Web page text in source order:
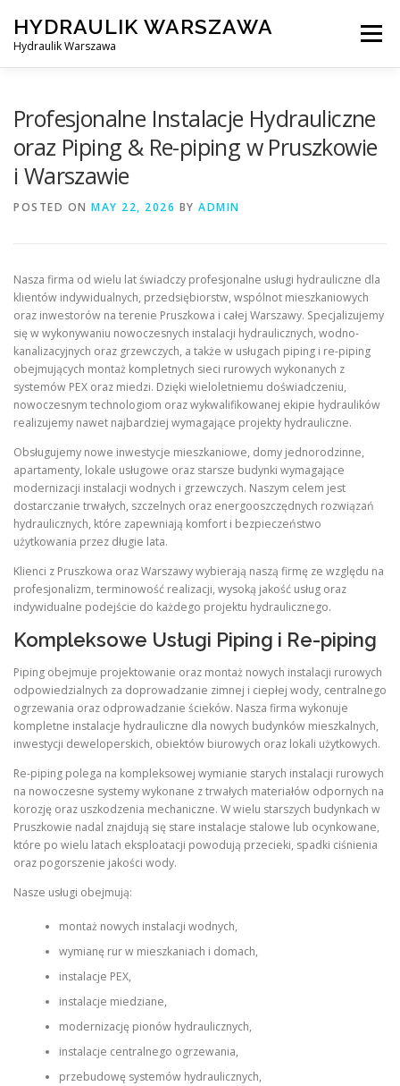
content
HYDRAULIK WARSZAWA
Hydraulik Warszawa
Menu
OBSŁUGIWANE LOKALIZACJE – WARSZAWA I OKOLICE
Profesjonalne Instalacje Hydrauliczne
oraz Piping & Re-piping w Pruszkowie
i Warszawie
POSTED ON MAY 22, 2026 BY ADMIN
Nasza firma od wielu lat świadczy profesjonalne usługi hydrauliczne dla
klientów indywidualnych, przedsiębiorstw, wspólnot mieszkaniowych
oraz inwestorów na terenie Pruszkowa i całej Warszawy. Specjalizujemy
się w wykonywaniu nowoczesnych instalacji hydraulicznych, wodno-
kanalizacyjnych oraz grzewczych, a także w usługach piping i re-piping
obejmujących montaż kompletnych sieci rurowych wykonanych z
systemów PEX oraz miedzi. Dzięki wieloletniemu doświadczeniu,
nowoczesnym technologiom oraz wykwalifikowanej ekipie hydraulików
realizujemy nawet najbardziej wymagające projekty hydrauliczne.
Obsługujemy nowe inwestycje mieszkaniowe, domy jednorodzinne,
apartamenty, lokale usługowe oraz starsze budynki wymagające
modernizacji instalacji wodnych i grzewczych. Naszym celem jest
dostarczanie trwałych, szczelnych oraz energooszczędnych rozwiązań
hydraulicznych, które zapewniają komfort i bezpieczeństwo
użytkowania przez długie lata.
Klienci z Pruszkowa oraz Warszawy wybierają naszą firmę ze względu na
profesjonalizm, terminowość realizacji, wysoką jakość usług oraz
indywidualne podejście do każdego projektu hydraulicznego.
Kompleksowe Usługi Piping i Re-piping
Piping obejmuje projektowanie oraz montaż nowych instalacji rurowych
odpowiedzialnych za doprowadzanie zimnej i ciepłej wody, centralnego
ogrzewania oraz odprowadzanie ścieków. Nasza firma wykonuje
kompletne instalacje hydrauliczne dla nowych budynków mieszkalnych,
inwestycji deweloperskich, obiektów biurowych oraz lokali użytkowych.
Re-piping polega na kompleksowej wymianie starych instalacji rurowych
na nowoczesne systemy wykonane z trwałych materiałów odpornych na
korozję oraz uszkodzenia mechaniczne. W wielu starszych budynkach w
Pruszkowie nadal znajdują się stare instalacje stalowe lub ocynkowane,
które po wielu latach eksploatacji powodują przecieki, spadki ciśnienia
oraz pogorszenie jakości wody.
Nasze usługi obejmują:
montaż nowych instalacji wodnych,
wymianę rur w mieszkaniach i domach,
instalacje PEX,
instalacje miedziane,
modernizację pionów hydraulicznych,
instalacje centralnego ogrzewania,
przebudowę systemów hydraulicznych,